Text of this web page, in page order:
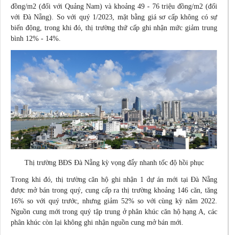
đồng/m2 (đối với Quảng Nam) và khoảng 49 - 76 triệu đồng/m2 (đối
với Đà Nẵng). So với quý 1/2023, mặt bằng giá sơ cấp không có sự
biến động, trong khi đó, thị trường thứ cấp ghi nhận mức giảm trung
bình 12% - 14%.
Thị trường BĐS Đà Nẵng kỳ vọng đẩy nhanh tốc độ hồi phục
Trong khi đó, thị trường căn hộ ghi nhận 1 dự án mới tại Đà Nẵng
được mở bán trong quý, cung cấp ra thị trường khoảng 146 căn, tăng
16% so với quý trước, nhưng giảm 52% so với cùng kỳ năm 2022.
Nguồn cung mới trong quý tập trung ở phân khúc căn hộ hạng A, các
phân khúc còn lại không ghi nhận nguồn cung mở bán mới.